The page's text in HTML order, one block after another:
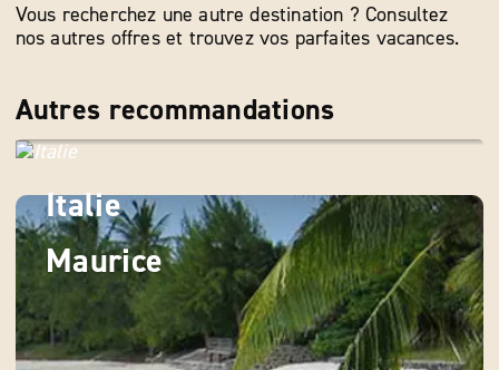
Vous recherchez une autre destination ? Consultez
nos autres offres et trouvez vos parfaites vacances.
Autres recommandations
Italie
Maurice